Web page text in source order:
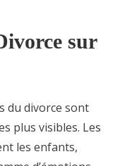
sur
du divorce sont
plus visibles. Les
les enfants,